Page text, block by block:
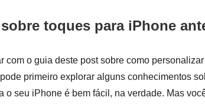
toques para iPhone
com o guia deste post sobre como
primeiro explorar alguns conhecimentos
o seu iPhone é bem fácil, na verdade. Mas